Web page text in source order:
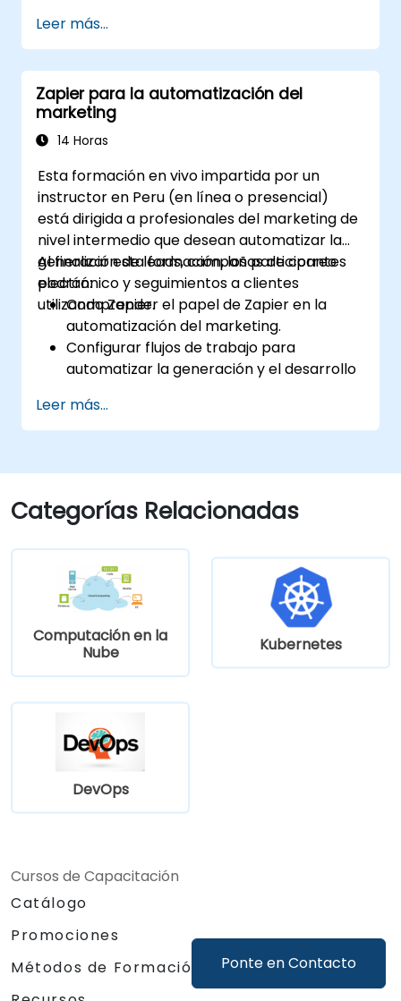
Ponte en Contacto
automatización.
Optimizar los flujos de trabajo de
marketing y ventas.
Leer más...
Zapier para la automatización del
marketing
14 Horas
Esta formación en vivo impartida por un
instructor en Peru (en línea o presencial)
está dirigida a profesionales del marketing de
nivel intermedio que desean automatizar la
generación de leads, campañas de correo
electrónico y seguimientos a clientes
utilizando Zapier.
Al finalizar esta formación, los participantes
podrán:
Comprender el papel de Zapier en la
automatización del marketing.
Configurar flujos de trabajo para
automatizar la generación y el desarrollo
Integrar herramientas de marketing
como CRMs, plataformas de correo
Optimizar y solucionar problemas en los
flujos de trabajo de automatización para
lograr la máxima eficiencia.
Leer más...
Categorías Relacionadas
Computación en la
Nube
Kubernetes
DevOps
Cursos de Capacitación
Catálogo
Promociones
Métodos de Formación